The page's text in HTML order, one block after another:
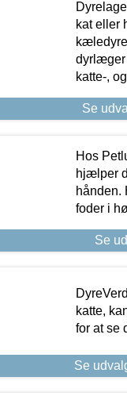
kat eller
dyrlæger
katte-,
Se
Hos
hjælper
hånden.
foder i
Se
katte,
for at se
Se